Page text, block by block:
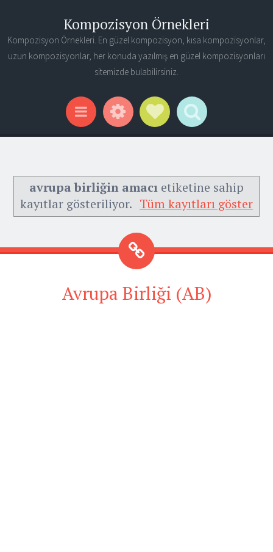
Kompozisyon Örnekleri
Kompozisyon Örnekleri. En güzel kompozisyon, kısa kompozisyonlar,
uzun kompozisyonlar, her konuda yazılmış en güzel kompozisyonları
sitemizde bulabilirsiniz.
Menu WidgetsSocial Links
Search
avrupa birliğin amacı etiketine sahip
kayıtlar gösteriliyor. Tüm kayıtları göster
Avrupa Birliği (AB)